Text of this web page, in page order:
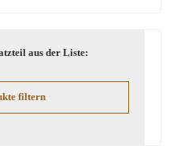
aus der Liste:
filtern